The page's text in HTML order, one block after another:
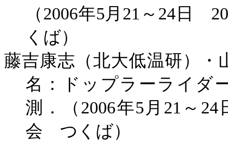
（2006年5月 21 ～ 24日
くば）
藤吉康志（北大低温研）・
名：ドップラーライダ
測．（ 2006年5 月 21 ～ 24
会 つくば）